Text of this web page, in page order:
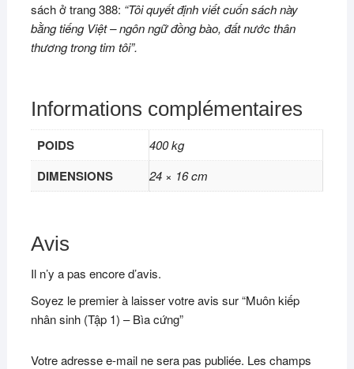
sách ở trang 388: “Tôi quyết định viết cuốn sách này
bằng tiếng Việt – ngôn ngữ đồng bào, đất nước thân
thương trong tim tôi”.
Informations complémentaires
POIDS 400 kg
DIMENSIONS 24 × 16 cm
Avis
Il n’y a pas encore d’avis.
Soyez le premier à laisser votre avis sur “Muôn kiếp
nhân sinh (Tập 1) – Bìa cứng”
Votre adresse e-mail ne sera pas publiée. Les champs